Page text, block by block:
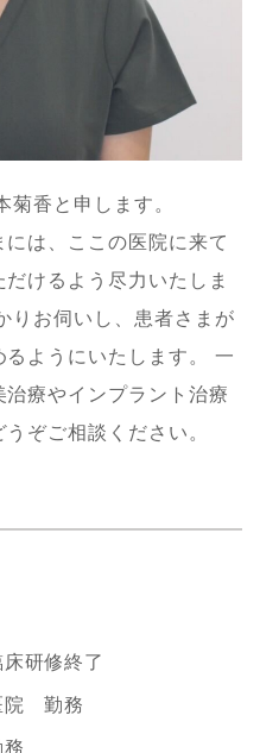
香と申します。
は、ここの医院に来て
けるよう尽力いたしま
りお伺いし、患者さまが
ようにいたします。 一
療やインプラント治療
ぞご相談ください。
研修終了
院 勤務